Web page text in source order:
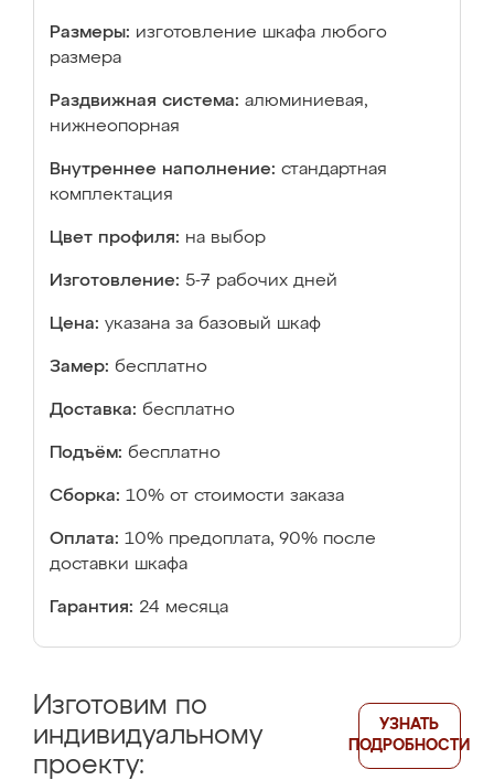
Размеры: изготовление шкафа любого
размера
Раздвижная система: алюминиевая,
нижнеопорная
Внутреннее наполнение: стандартная
комплектация
Цвет профиля: на выбор
Изготовление: 5-7 рабочих дней
Цена: указана за базовый шкаф
Замер: бесплатно
Доставка: бесплатно
Подъём: бесплатно
Сборка: 10% от стоимости заказа
Оплата: 10% предоплата, 90% после
доставки шкафа
Гарантия: 24 месяца
Изготовим по
индивидуальному
проекту:
УЗНАТЬ
ПОДРОБНОСТИ